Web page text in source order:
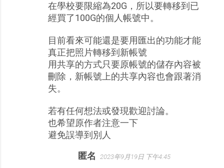
在學校要限縮為20G，所以要轉移到已
經買了100G的個人帳號中。
目前看來可能還是要用匯出的功能才能
真正把照片轉移到新帳號
用共享的方式只要原帳號的儲存內容被
刪除，新帳號上的共享內容也會跟著消
失。
若有任何想法或發現歡迎討論。
也希望原作者注意一下
避免誤導到別人
匿名
2023年9月19日 下午4:45